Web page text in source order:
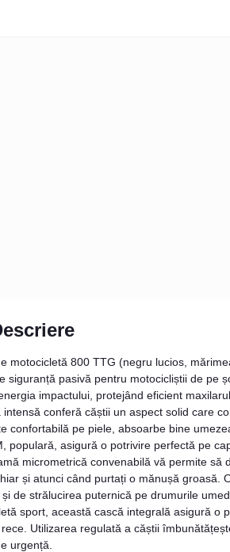
motocicletă 800 TTG (negru lucios,
siguranță pasivă pentru motocicliștii de pe
impactului, protejând eficient
intensă conferă căștii un aspect solid care
confortabilă pe piele, absoarbe bine
populară, asigură o potrivire perfectă pe
micrometrică convenabilă vă permite
și atunci când purtați o mănușă groasă.
de strălucirea puternică pe drumurile
sport, această cască integrală asigură o
Utilizarea regulată a căștii
urgență.